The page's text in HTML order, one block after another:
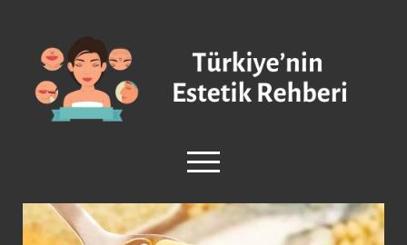
Türkiye'nin
Estetik
Rehberi
menüyü
aç
facebookinstagram